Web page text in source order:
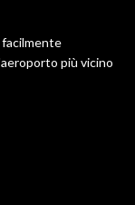
facilmente
più vicino